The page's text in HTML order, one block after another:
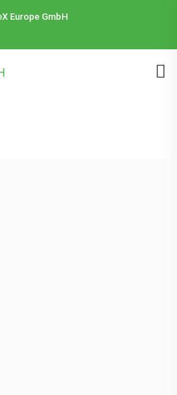
Europe GmbH